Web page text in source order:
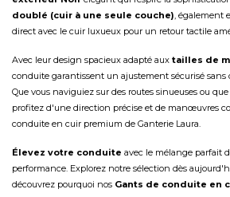
doublé (cuir à une seule couche), également
direct avec le cuir luxueux pour un retour tactile
Avec leur design spacieux adapté aux tailles de
conduite garantissent un ajustement sécurisé sans
Que vous naviguiez sur des routes sinueuses ou
profitez d'une direction précise et de manœuvres
conduite en cuir premium de Ganterie Laura.
Élevez votre conduite avec le mélange parfait
performance. Explorez notre sélection dès
découvrez pourquoi nos Gants de conduite en